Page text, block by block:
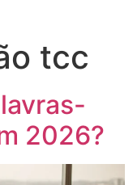
tcc
2026?